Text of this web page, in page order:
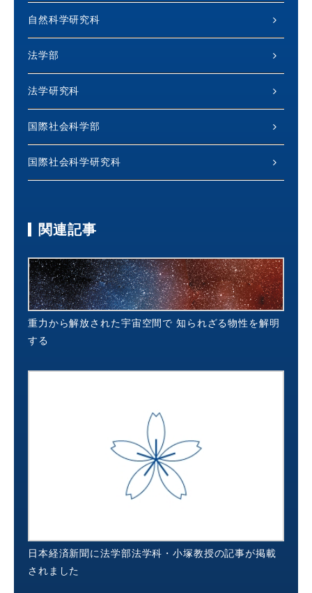
自然科学研究科
法学部
法学研究科
国際社会科学部
国際社会科学研究科
関連記事
重力から解放された宇宙空間で 知られざる物性を解明
する
日本経済新聞に法学部法学科・小塚教授の記事が掲載
されました